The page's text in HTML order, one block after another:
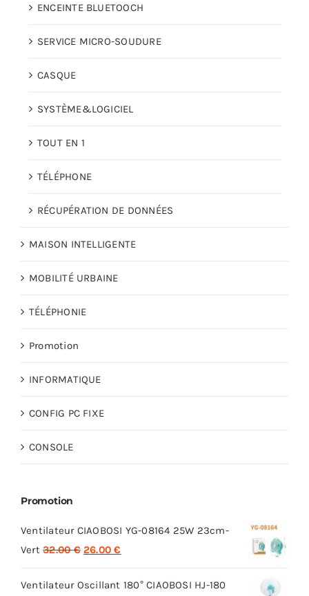
ENCEINTE BLUETOOCH
SERVICE MICRO-SOUDURE
CASQUE
SYSTÈME&LOGICIEL
TOUT EN 1
TÉLÉPHONE
RÉCUPÉRATION DE DONNÉES
MAISON INTELLIGENTE
MOBILITÉ URBAINE
TÉLÉPHONIE
Promotion
INFORMATIQUE
CONFIG PC FIXE
CONSOLE
Promotion
Ventilateur CIAOBOSI YG-08164 25W 23cm-
Vert 32.00€ Le
initial
26.00€
actuel
Ventilateur Oscillant 180° CIAOBOSI HJ-180